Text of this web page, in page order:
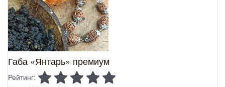
Габа «Янтарь» премиум
Рейтинг: